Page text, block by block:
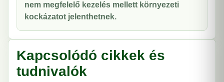
nem megfelelő kezelés mellett környezeti
kockázatot jelenthetnek.
Kapcsolódó cikkek és
tudnivalók